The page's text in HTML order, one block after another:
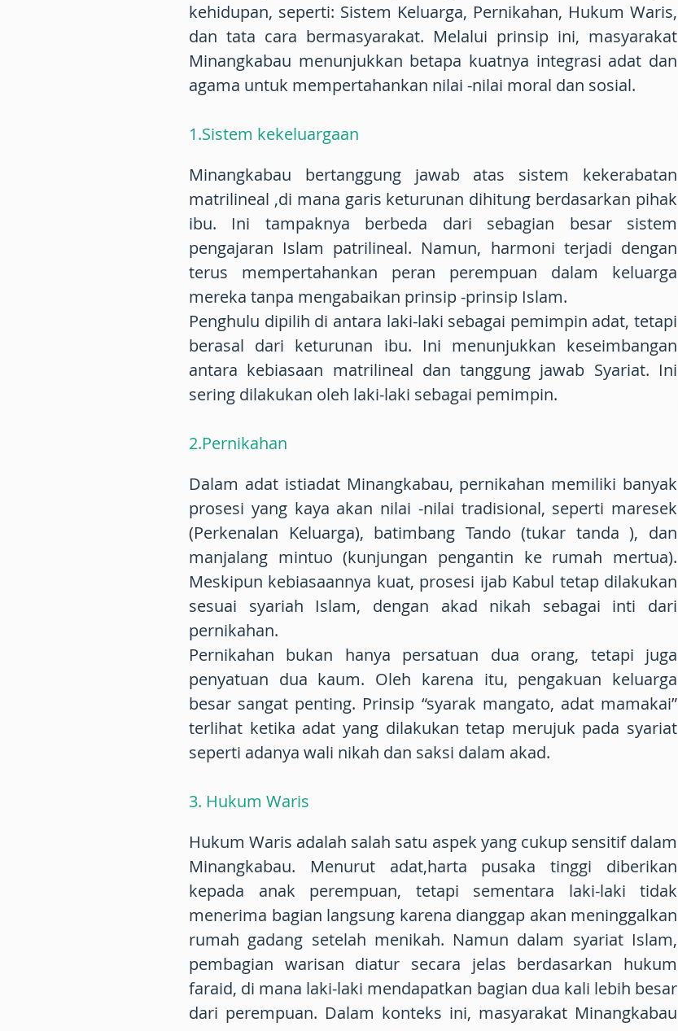
kehidupan, seperti: Sistem Keluarga, Pernikahan, Hukum Waris,
dan tata cara bermasyarakat. Melalui prinsip ini, masyarakat
Minangkabau menunjukkan betapa kuatnya integrasi adat dan
agama untuk mempertahankan nilai -nilai moral dan sosial.
1.Sistem kekeluargaan
Minangkabau bertanggung jawab atas sistem kekerabatan
matrilineal ,di mana garis keturunan dihitung berdasarkan pihak
ibu. Ini tampaknya berbeda dari sebagian besar sistem
pengajaran Islam patrilineal. Namun, harmoni terjadi dengan
terus mempertahankan peran perempuan dalam keluarga
mereka tanpa mengabaikan prinsip -prinsip Islam.
Penghulu dipilih di antara laki-laki sebagai pemimpin adat, tetapi
berasal dari keturunan ibu. Ini menunjukkan keseimbangan
antara kebiasaan matrilineal dan tanggung jawab Syariat. Ini
sering dilakukan oleh laki-laki sebagai pemimpin.
2.Pernikahan
Dalam adat istiadat Minangkabau, pernikahan memiliki banyak
prosesi yang kaya akan nilai -nilai tradisional, seperti maresek
(Perkenalan Keluarga), batimbang Tando (tukar tanda ), dan
manjalang mintuo (kunjungan pengantin ke rumah mertua).
Meskipun kebiasaannya kuat, prosesi ijab Kabul tetap dilakukan
sesuai syariah Islam, dengan akad nikah sebagai inti dari
pernikahan.
Pernikahan bukan hanya persatuan dua orang, tetapi juga
penyatuan dua kaum. Oleh karena itu, pengakuan keluarga
besar sangat penting. Prinsip “syarak mangato, adat mamakai”
terlihat ketika adat yang dilakukan tetap merujuk pada syariat
seperti adanya wali nikah dan saksi dalam akad.
3. Hukum Waris
Hukum Waris adalah salah satu aspek yang cukup sensitif dalam
Minangkabau. Menurut adat,harta pusaka tinggi diberikan
kepada anak perempuan, tetapi sementara laki-laki tidak
menerima bagian langsung karena dianggap akan meninggalkan
rumah gadang setelah menikah. Namun dalam syariat Islam,
pembagian warisan diatur secara jelas berdasarkan hukum
faraid, di mana laki-laki mendapatkan bagian dua kali lebih besar
dari perempuan. Dalam konteks ini, masyarakat Minangkabau